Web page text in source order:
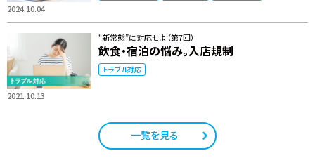
2024.10.04
2021.10.13
“新常態”に対応せよ（第7回）
飲食・宿泊の悩み。入店規制
トラブル対応
一覧を見る